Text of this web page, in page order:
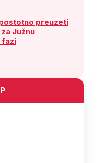
preuzeti
Južnu
fazi